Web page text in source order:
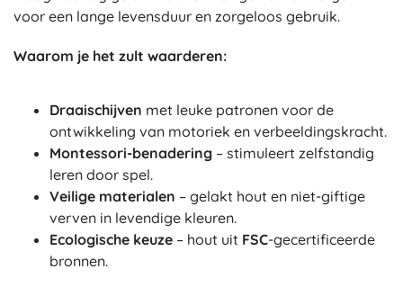
voor een lange levensduur en zorgeloos gebruik.
Waarom je het zult waarderen:
Draaischijven met leuke patronen voor de
ontwikkeling van motoriek en verbeeldingskracht.
Montessori-benadering – stimuleert zelfstandig
leren door spel.
Veilige materialen – gelakt hout en niet-giftige
verven in levendige kleuren.
Ecologische keuze – hout uit FSC-gecertificeerde
bronnen.